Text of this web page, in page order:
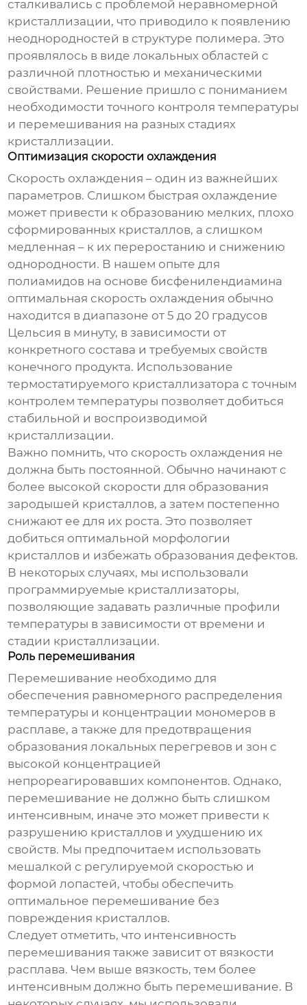
сталкивались с проблемой неравномерной
кристаллизации, что приводило к появлению
неоднородностей в структуре полимера. Это
проявлялось в виде локальных областей с
различной плотностью и механическими
свойствами. Решение пришло с пониманием
необходимости точного контроля температуры
и перемешивания на разных стадиях
кристаллизации.
Оптимизация скорости охлаждения
Скорость охлаждения – один из важнейших
параметров. Слишком быстрая охлаждение
может привести к образованию мелких, плохо
сформированных кристаллов, а слишком
медленная – к их переростанию и снижению
однородности. В нашем опыте для
полиамидов на основе бисфенилендиамина
оптимальная скорость охлаждения обычно
находится в диапазоне от 5 до 20 градусов
Цельсия в минуту, в зависимости от
конкретного состава и требуемых свойств
конечного продукта. Использование
термостатируемого кристаллизатора с точным
контролем температуры позволяет добиться
стабильной и воспроизводимой
кристаллизации.
Важно помнить, что скорость охлаждения не
должна быть постоянной. Обычно начинают с
более высокой скорости для образования
зародышей кристаллов, а затем постепенно
снижают ее для их роста. Это позволяет
добиться оптимальной морфологии
кристаллов и избежать образования дефектов.
В некоторых случаях, мы использовали
программируемые кристаллизаторы,
позволяющие задавать различные профили
температуры в зависимости от времени и
стадии кристаллизации.
Роль перемешивания
Перемешивание необходимо для
обеспечения равномерного распределения
температуры и концентрации мономеров в
расплаве, а также для предотвращения
образования локальных перегревов и зон с
высокой концентрацией
непрореагировавших компонентов. Однако,
перемешивание не должно быть слишком
интенсивным, иначе это может привести к
разрушению кристаллов и ухудшению их
свойств. Мы предпочитаем использовать
мешалкой с регулируемой скоростью и
формой лопастей, чтобы обеспечить
оптимальное перемешивание без
повреждения кристаллов.
Следует отметить, что интенсивность
перемешивания также зависит от вязкости
расплава. Чем выше вязкость, тем более
интенсивным должно быть перемешивание. В